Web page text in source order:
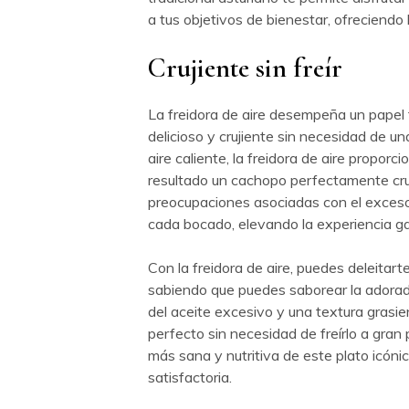
a tus objetivos de bienestar,
Crujiente sin freír
La freidora de aire desempeña un
delicioso y crujiente sin necesidad de
aire caliente, la freidora de aire
resultado un cachopo perfectamente
preocupaciones asociadas con el
cada bocado, elevando la experiencia
Con la freidora de aire, puedes
sabiendo que puedes saborear la
del aceite excesivo y una textura
perfecto sin necesidad de freírlo a
más sana y nutritiva de este plato
satisfactoria.